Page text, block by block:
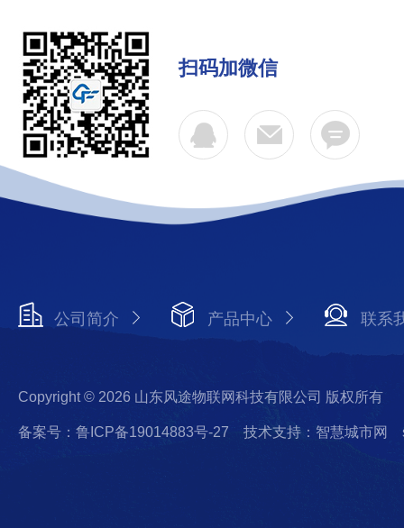
扫码加微信
公司简介 产品中心 联系
Copyright © 2026 山东风途物联网科技有限公司 版权所有
备案号：鲁ICP备19014883号-27 技术支持：智慧城市网